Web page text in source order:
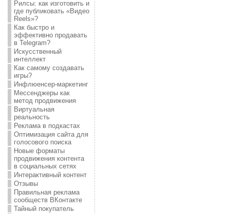
Рилсы: как изготовить и
где публиковать «Видео
Reels»?
Как быстро и
эффективно продавать
в Telegram?
Искусственный
интеллект
Как самому создавать
игры?
Инфлюенсер-маркетинг
Мессенджеры как
метод продвижения
Виртуальная
реальность
Реклама в подкастах
Оптимизация сайта для
голосового поиска
Новые форматы
продвижения контента
в социальных сетях
Интерактивный контент
Отзывы
Правильная реклама
сообществ ВКонтакте
Тайный покупатель